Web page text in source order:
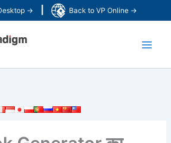
→ Back to VP Online →